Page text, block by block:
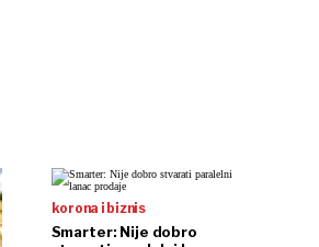
korona i biznis
Smarter: Nije dobro